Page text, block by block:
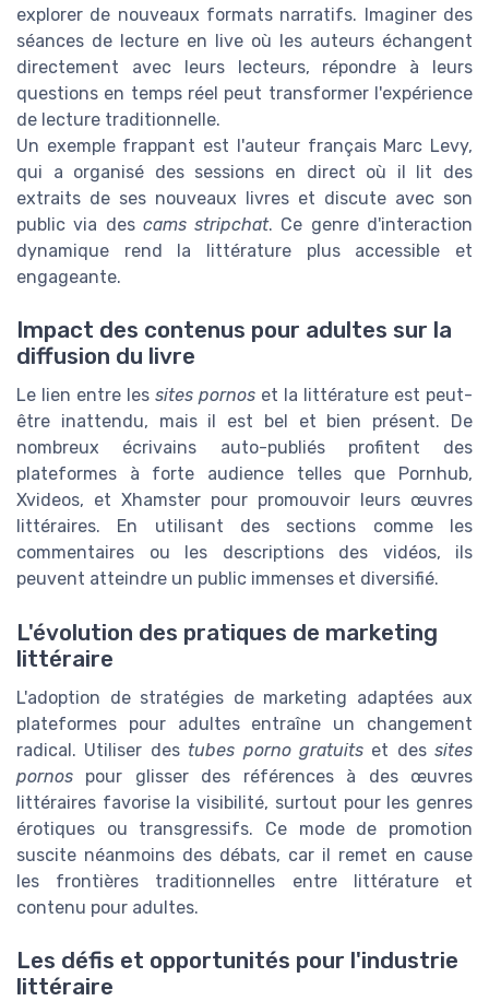
explorer de nouveaux formats narratifs. Imaginer des
séances de lecture en live où les auteurs échangent
directement avec leurs lecteurs, répondre à leurs
questions en temps réel peut transformer l'expérience
de lecture traditionnelle.
Un exemple frappant est l'auteur français Marc Levy,
qui a organisé des sessions en direct où il lit des
extraits de ses nouveaux livres et discute avec son
public via des cams stripchat. Ce genre d'interaction
dynamique rend la littérature plus accessible et
engageante.
Impact des contenus pour adultes sur la
diffusion du livre
Le lien entre les sites pornos et la littérature est peut-
être inattendu, mais il est bel et bien présent. De
nombreux écrivains auto-publiés profitent des
plateformes à forte audience telles que Pornhub,
Xvideos, et Xhamster pour promouvoir leurs œuvres
littéraires. En utilisant des sections comme les
commentaires ou les descriptions des vidéos, ils
peuvent atteindre un public immenses et diversifié.
L'évolution des pratiques de marketing
littéraire
L'adoption de stratégies de marketing adaptées aux
plateformes pour adultes entraîne un changement
radical. Utiliser des tubes porno gratuitset des sites
pornos pour glisser des références à des œuvres
littéraires favorise la visibilité, surtout pour les genres
érotiques ou transgressifs. Ce mode de promotion
suscite néanmoins des débats, car il remet en cause
les frontières traditionnelles entre littérature et
contenu pour adultes.
Les défis et opportunités pour l'industrie
littéraire